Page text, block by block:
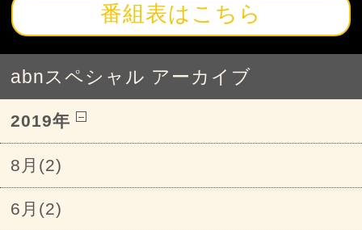
番組表はこちら
abnスペシャル アーカイブ
2019年
8月(2)
6月(2)